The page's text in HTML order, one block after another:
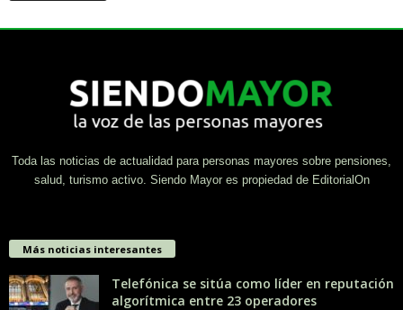
Toda las noticias de actualidad para personas mayores sobre pensiones,
salud, turismo activo. Siendo Mayor es propiedad de EditorialOn
Más noticias interesantes
Telefónica se sitúa como líder en reputación
algorítmica entre 23 operadores